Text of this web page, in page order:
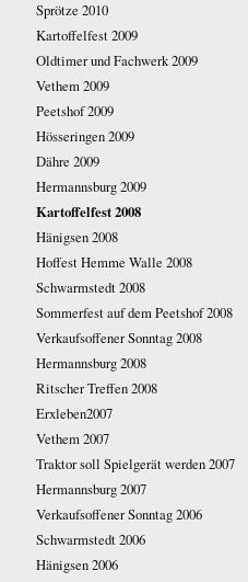
Sprötze 2010
Kartoffelfest 2009
Oldtimer und Fachwerk 2009
Vethem 2009
Peetshof 2009
Hösseringen 2009
Dähre 2009
Hermannsburg 2009
Kartoffelfest 2008
Hänigsen 2008
Hoffest Hemme Walle 2008
Schwarmstedt 2008
Sommerfest auf dem Peetshof 2008
Verkaufsoffener Sonntag 2008
Hermannsburg 2008
Ritscher Treffen 2008
Erxleben2007
Vethem 2007
Traktor soll Spielgerät werden 2007
Hermannsburg 2007
Verkaufsoffener Sonntag 2006
Schwarmstedt 2006
Hänigsen 2006